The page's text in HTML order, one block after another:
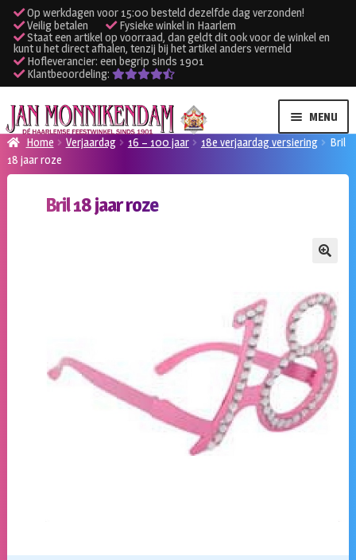
Op werkdagen voor 15:00 besteld dezelfde dag verzonden!
Veilig betalen
Fysieke winkel in Haarlem
Staat een artikel op voorraad, dan geldt dit ook voor de winkel en
kunt u het direct afhalen, tenzij bij het artikel anders vermeld
Hofleverancier: een begrip sinds 1901
Klantbeoordeling:
Ga
door
naar
navigatie
Ga
naar
de
inhoud
MENU
Verhuur kleding
Verhuur apparatuur
Home Verjaardag 16 – 100 jaar 18e verjaardag versiering
Bril
18 jaar roze
Bril 18 jaar roze